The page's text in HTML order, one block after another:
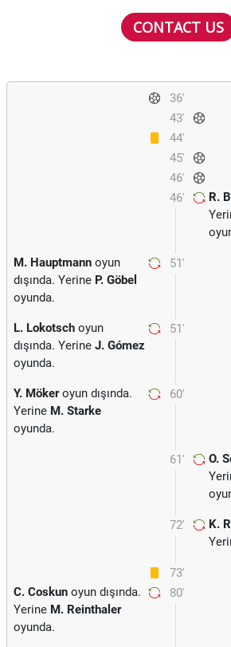
CONTACT US
36'
43'
44'
45'
46'
46'
R.
51'
M. Hauptmann oyun
dışında. Yerine P. Göbel
oyunda.
51'
L. Lokotsch oyun
dışında. Yerine J. Gómez
oyunda.
60'
Y. Mökeroyun dışında.
Yerine M. Starke
oyunda.
61' O.
72' K.
73'
80'
C. Coskun oyun dışında.
Yerine M. Reinthaler
oyunda.